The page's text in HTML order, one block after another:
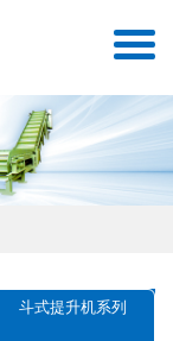
斗式提升机系列